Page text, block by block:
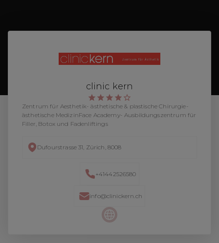
clinic kern
Zentrum für Aesthetik- ästhetische & plastische Chirurgie-
ästhetische MedizinFace Academy- Ausbildungszentrum für
Filler, Botox und Fadenliftings
Dufourstrasse 31, Zürich, 8008
+41442526580
info@clinickern.ch